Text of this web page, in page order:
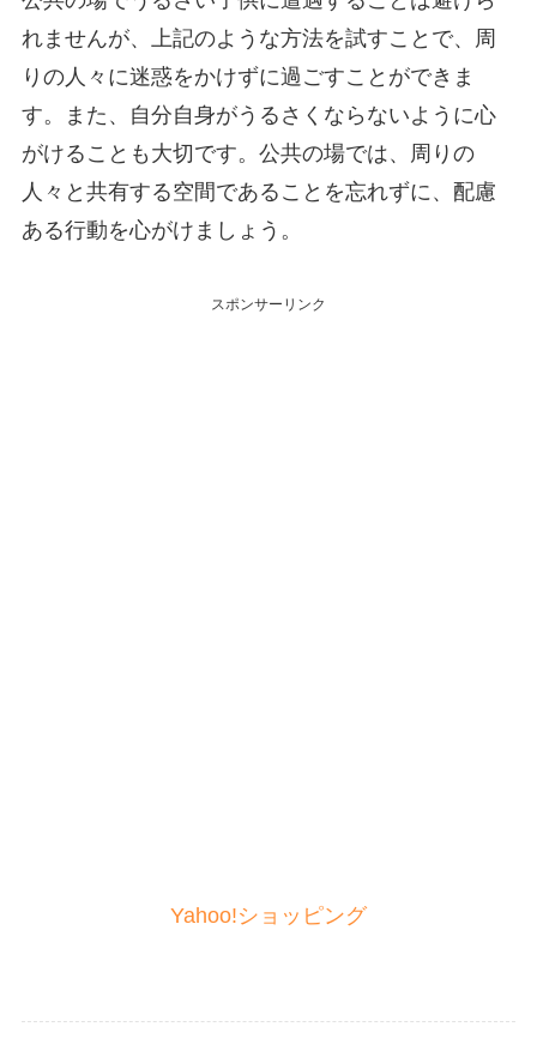
れませんが、上記のような方法を試すことで、周
りの人々に迷惑をかけずに過ごすことができま
す。また、自分自身がうるさくならないように心
がけることも大切です。公共の場では、周りの
人々と共有する空間であることを忘れずに、配慮
ある行動を心がけましょう。
スポンサーリンク
Yahoo!ショッピング